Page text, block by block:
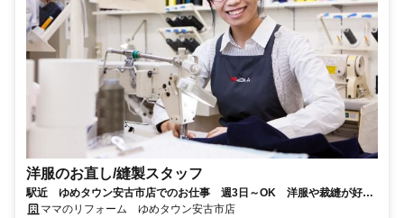
洋服のお直し/縫製スタッフ
駅近 ゆめタウン安古市店でのお仕事 週3日～OK 洋服や裁縫が好き
な方にピッタリ♪
ママのリフォーム ゆめタウン安古市店